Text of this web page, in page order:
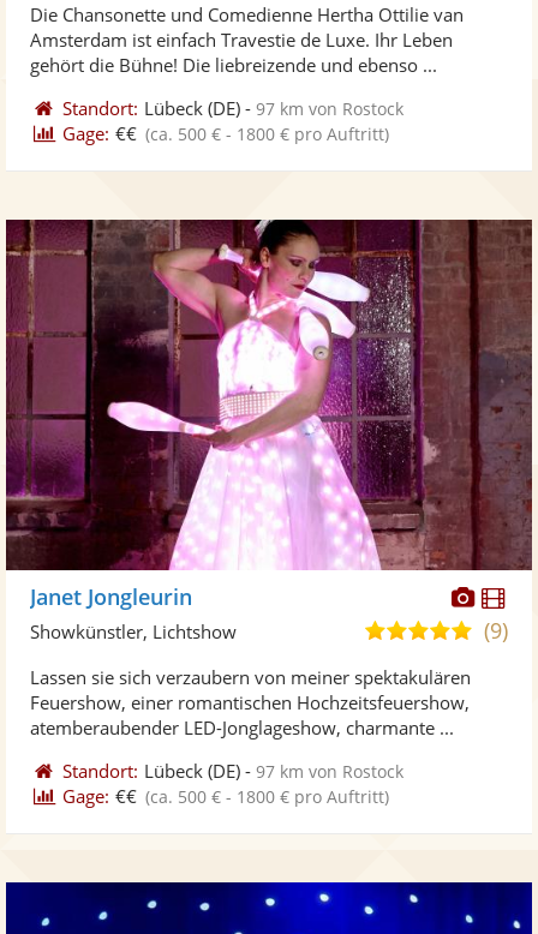
5
Die Chansonette und Comedienne Hertha Ottilie van
Amsterdam ist einfach Travestie de Luxe. Ihr Leben
gehört die Bühne! Die liebreizende und ebenso ...
Standort: Lübeck (DE) -97 km von Rostock
Gage: €€ (ca. 500 € - 1800 € pro Auftritt)
Janet Jongleurin
4,9(9)
Showkünstler, Lichtshow
Lassen sie sich verzaubern von meiner spektakulären
Feuershow, einer romantischen Hochzeitsfeuershow,
atemberaubender LED-Jonglageshow, charmante ...
Standort: Lübeck (DE) -97 km von Rostock
Gage: €€ (ca. 500 € - 1800 € pro Auftritt)